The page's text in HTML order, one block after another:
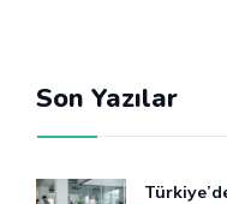
Son Yazılar